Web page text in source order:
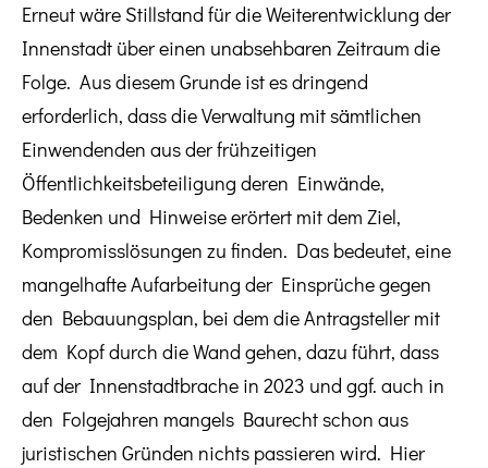
Erneut wäre Stillstand für die Weiterentwicklung der
Innenstadt über einen unabsehbaren Zeitraum die
Folge. Aus diesem Grunde ist es dringend
erforderlich, dass die Verwaltung mit sämtlichen
Einwendenden aus der frühzeitigen
Öffentlichkeitsbeteiligung deren Einwände,
Bedenken und Hinweise erörtert mit dem Ziel,
Kompromisslösungen zu finden. Das bedeutet, eine
mangelhafte Aufarbeitung der Einsprüche gegen
den Bebauungsplan, bei dem die Antragsteller mit
dem Kopf durch die Wand gehen, dazu führt, dass
auf der Innenstadtbrache in 2023 und ggf. auch in
den Folgejahren mangels Baurecht schon aus
juristischen Gründen nichts passieren wird. Hier